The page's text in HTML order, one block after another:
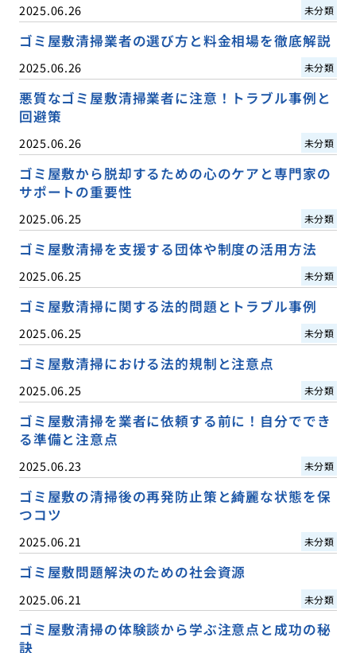
2025.06.26 未分類
ゴミ屋敷清掃業者の選び方と料金相場を徹底解説
2025.06.26 未分類
悪質なゴミ屋敷清掃業者に注意！トラブル事例と
回避策
2025.06.26 未分類
ゴミ屋敷から脱却するための心のケアと専門家の
サポートの重要性
2025.06.25 未分類
ゴミ屋敷清掃を支援する団体や制度の活用方法
2025.06.25 未分類
ゴミ屋敷清掃に関する法的問題とトラブル事例
2025.06.25 未分類
ゴミ屋敷清掃における法的規制と注意点
2025.06.25 未分類
ゴミ屋敷清掃を業者に依頼する前に！自分ででき
る準備と注意点
2025.06.23 未分類
ゴミ屋敷の清掃後の再発防止策と綺麗な状態を保
つコツ
2025.06.21 未分類
ゴミ屋敷問題解決のための社会資源
2025.06.21 未分類
ゴミ屋敷清掃の体験談から学ぶ注意点と成功の秘
訣